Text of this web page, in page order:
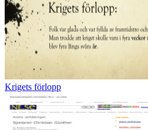
Krigets förlopp